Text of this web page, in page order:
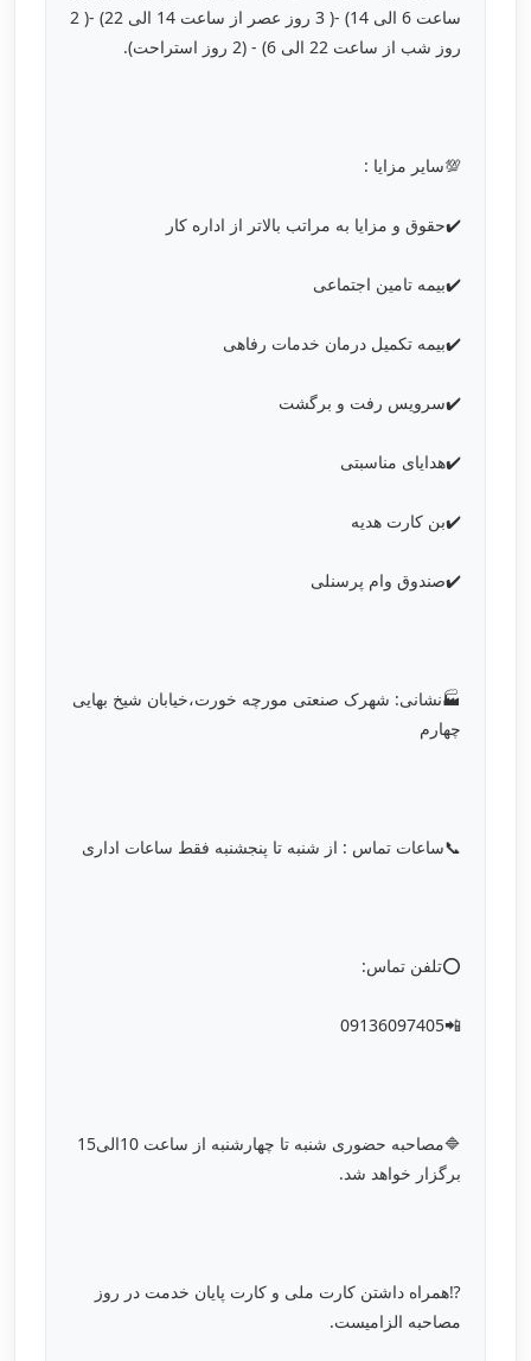
ساعت 6 الی 14) -( 3 روز عصر از ساعت 14 الی 22) -( 2
روز شب از ساعت 22 الی 6) - (2 روز استراحت).
💯سایر مزایا :
✔️حقوق و مزایا به مراتب بالاتر از اداره کار
✔️بیمه تامین اجتماعی
✔️بیمه تکمیل درمان خدمات رفاهی
✔️سرویس رفت و برگشت
✔️هدایای مناسبتی
✔️بن کارت هدیه
✔️صندوق وام پرسنلی
🏭نشانی: شهرک صنعتی مورچه خورت،خیابان شیخ بهایی
چهارم
📞ساعات تماس : از شنبه تا پنجشنبه فقط ساعات اداری
⭕️تلفن تماس:
📲09136097405
🔷مصاحبه حضوری شنبه تا چهارشنبه از ساعت 10الی15
برگزار خواهد شد.
⁉️همراه داشتن کارت ملی و کارت پایان خدمت در روز
مصاحبه الزامیست.